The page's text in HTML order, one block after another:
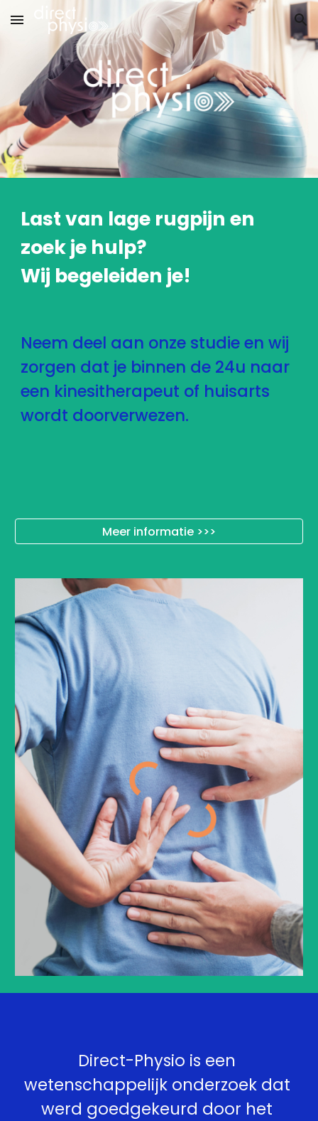
Skip to main content Skip to navigation
Last van lage rugpijn en
zoek je hulp?
Wij begeleiden je!
Neem deel aan onze studie en wij
zorgen dat je binnen de 24u naar
een kinesitherapeut of huisarts
wordt doorverwezen.
Meer informatie >>>
Direct-Physio is een
wetenschappelijk onderzoek dat
werd goedgekeurd door het